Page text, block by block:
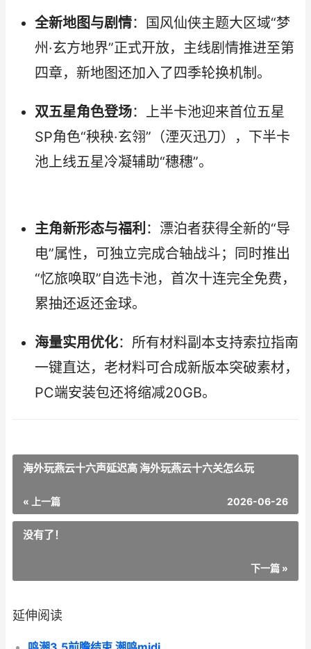
全新地图与剧情：国风仙侠主题大区域“梦
州·玄方地界”正式开放，主线剧情推进至第
四章，新地图还加入了四季轮换机制。
双五星角色登场：上半卡池迎来首位五星
SP角色“秧秧·玄翎”（湮灭迅刀），下半卡
池上线五星冷凝辅助“穗穗”。
主角新形态与福利 ：漂泊者获得全新的“导
电”属性，可独立完成合轴战斗；同时推出
“忆旅唤取”自选卡池，首次十连完全免费，
累抽还返还金球。
海量实用优化：所有材料副本支持索拉指南
一键直达，老材料可合成新版本突破素材，
PC端安装包还将缩减20GB。
海外玩燕云十六声延迟高 海外玩燕云十六关怎么玩
« 上一篇 2026-06-26
没有了！
下一篇 »
延伸阅读